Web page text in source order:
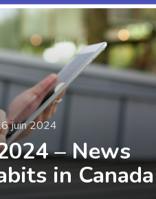
juin 2024
– News
in Canada